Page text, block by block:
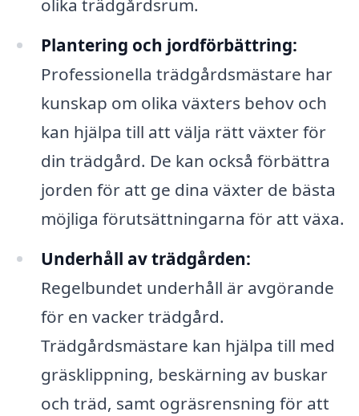
olika trädgårdsrum.
Plantering och jordförbättring:
Professionella trädgårdsmästare har
kunskap om olika växters behov och
kan hjälpa till att välja rätt växter för
din trädgård. De kan också förbättra
jorden för att ge dina växter de bästa
möjliga förutsättningarna för att växa.
Underhåll av trädgården:
Regelbundet underhåll är avgörande
för en vacker trädgård.
Trädgårdsmästare kan hjälpa till med
gräsklippning, beskärning av buskar
och träd, samt ogräsrensning för att